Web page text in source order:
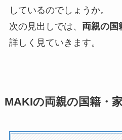
しているのでしょうか。
次の見出しでは、 両親の国
詳しく見ていきます。
MAKIの両親の国籍・